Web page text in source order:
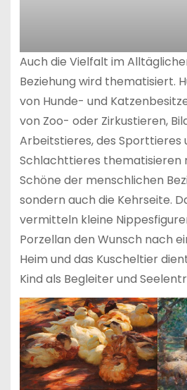
Auch die Vielfalt im
Beziehung wird thematisiert.
von Hunde- und
von Zoo- oder Zirkustieren,
Arbeitstieres, des Sporttieres
Schlachttieres thematisieren
Schöne der menschlichen
sondern auch die Kehrseite.
vermitteln kleine
Porzellan den Wunsch nach
Heim und das Kuscheltier
Kind als Begleiter und